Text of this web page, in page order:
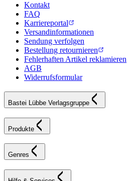
Kontakt
FAQ
Karriereportal
Versandinformationen
Sendung verfolgen
Bestellung retournieren
Fehlerhaften Artikel reklamieren
AGB
Widerrufsformular
Bastei Lübbe Verlagsgruppe
Produkte
Genres